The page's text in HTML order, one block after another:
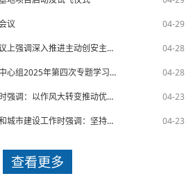
议 04-29
王国军在全市主动创稳调度会议上强调深入推进主动创安主动创稳各项措施落实落地全力保障群众安居乐业 幸福生活 04-28
王国军主持召开市委理论学习中心组2025年第四次专题学习会议 04-28
王国军调研卡加道乡重点工作时强调：以作风大转变推动优势产业大发展和基层社会治理能力水平大提升 04-23
措白在调研国土空间规划实施和城市建设工作时强调：坚持规划引领 优化空间布局 努力绘就美好城市建设新图景 04-23
查看更多